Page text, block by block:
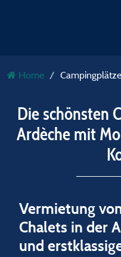
Home
Die schönsten
Ardèche mit
Vermietung
Chalets in der
und